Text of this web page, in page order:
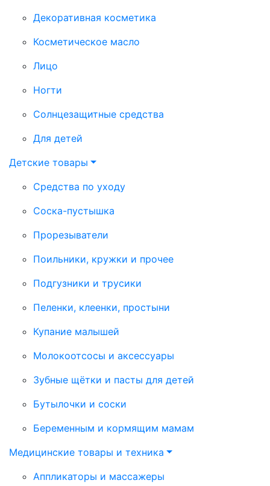
Декоративная косметика
Косметическое масло
Лицо
Ногти
Солнцезащитные средства
Для детей
Детские товары
Средства по уходу
Соска-пустышка
Прорезыватели
Поильники, кружки и прочее
Подгузники и трусики
Пеленки, клеенки, простыни
Купание малышей
Молокоотсосы и аксессуары
Зубные щётки и пасты для детей
Бутылочки и соски
Беременным и кормящим мамам
Медицинские товары и техника
Аппликаторы и массажеры